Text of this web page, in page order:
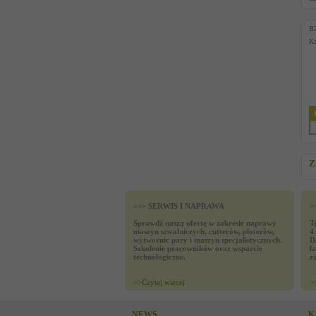
>>> SERWIS I NAPRAWA
Sprawdź naszą ofertę w zakresie naprawy
maszyn szwalniczych, cutterów, ploterów,
wytwornic pary i maszyn specjalistycznych.
Szkolenie pracowników oraz wsparcie
technologiczne.
>>Czytaj wiecej